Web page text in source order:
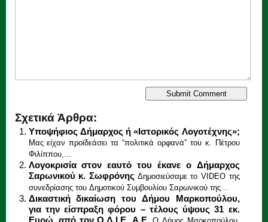
Σχετικά Άρθρα:
Υποψήφιος Δήμαρχος ή «Ιστορικός Λογοτέχνης»;
Μας είχαν προϊδεάσει τα “πολιτικά ορφανά” του κ. Πέτρου
Φιλίππου,...
Λογοκρισία στον εαυτό του έκανε ο Δήμαρχος
Σαρωνικού κ. Σωφρόνης Δημοσιεύσαμε το VIDEO της
συνεδρίασης του Δημοτικού Συμβουλίου Σαρωνικού της...
Δικαστική δικαίωση του Δήμου Μαρκοπούλου,
για την είσπραξη φόρου – τέλους ύψους 31 εκ.